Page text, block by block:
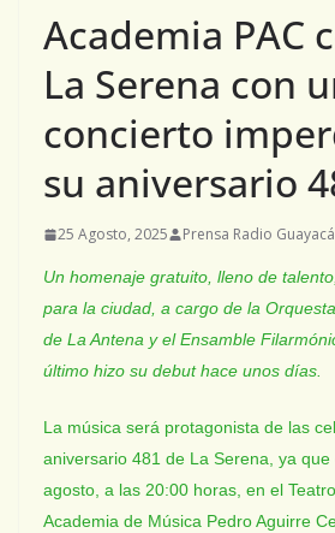
Academia PAC
La Serena con
concierto
su aniversario
25 Agosto, 2025 Prensa Radio
Un homenaje gratuito, lleno de
para la ciudad, a cargo de la
de La Antena y el Ensamble
último hizo su debut hace unos días.
La música será protagonista de las
aniversario 481 de La Serena, ya
agosto, a las 20:00 horas, en el
Academia de Música Pedro Aguirre